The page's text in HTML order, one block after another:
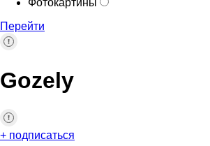
Фотокартины
Перейти
Gozely
+ подписаться